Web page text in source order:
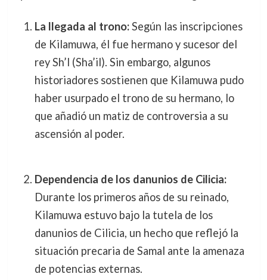
La llegada al trono:Según las inscripciones
de Kilamuwa, él fue hermano y sucesor del
rey Sh’l (Sha’il). Sin embargo, algunos
historiadores sostienen que Kilamuwa pudo
haber usurpado el trono de su hermano, lo
que añadió un matiz de controversia a su
ascensión al poder.
Dependencia de los danunios de Cilicia:
Durante los primeros años de su reinado,
Kilamuwa estuvo bajo la tutela de los
danunios de Cilicia, un hecho que reflejó la
situación precaria de Samal ante la amenaza
de potencias externas.